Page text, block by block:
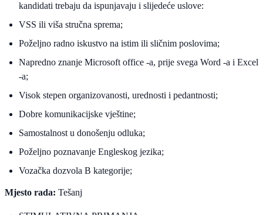
kandidati trebaju da ispunjavaju i slijedeće uslove:
VSS ili viša stručna sprema;
Poželjno radno iskustvo na istim ili sličnim poslovima;
Napredno znanje Microsoft office -a, prije svega Word -a i Excel
-a;
Visok stepen organizovanosti, urednosti i pedantnosti;
Dobre komunikacijske vještine;
Samostalnost u donošenju odluka;
Poželjno poznavanje Engleskog jezika;
Vozačka dozvola B kategorije;
Mjesto rada: Tešanj